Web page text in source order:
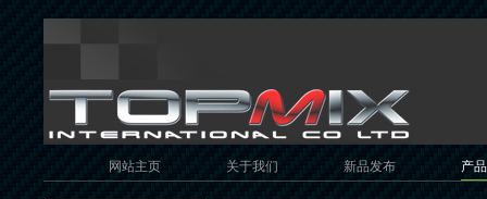
网站主页 关于我们 新品发布 产